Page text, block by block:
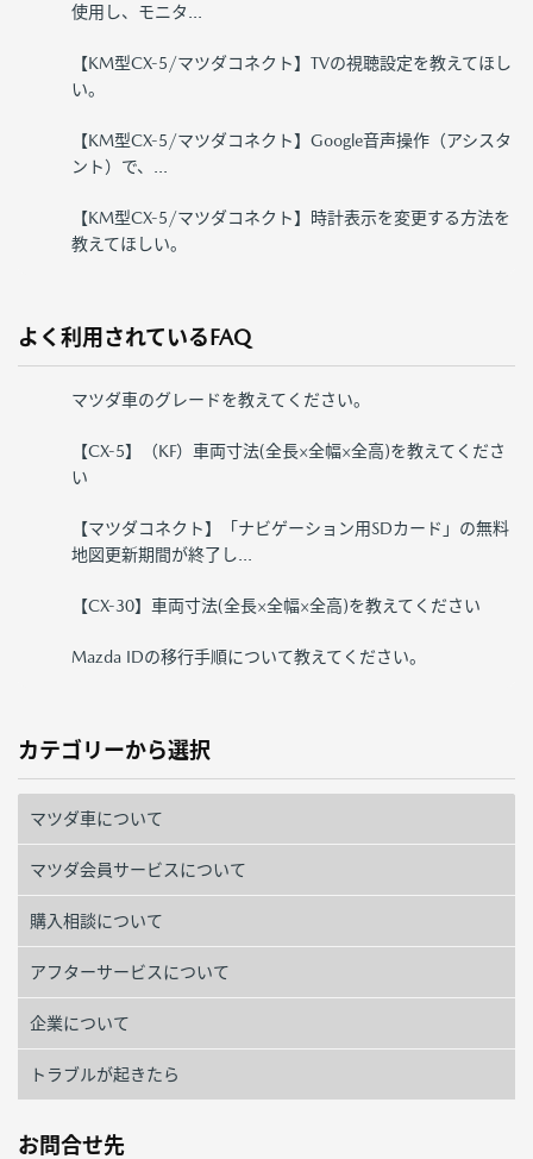
使用し、モニタ...
【KM型CX-5/マツダコネクト】TVの視聴設定を教えてほし
い。
【KM型CX-5/マツダコネクト】Google音声操作（アシスタ
ント）で、...
【KM型CX-5/マツダコネクト】時計表示を変更する方法を
教えてほしい。
よく利用されているFAQ
マツダ車のグレードを教えてください。
【CX-5】（KF）車両寸法(全長×全幅×全高)を教えてくださ
い
【マツダコネクト】「ナビゲーション用SDカード」の無料
地図更新期間が終了し...
【CX-30】車両寸法(全長×全幅×全高)を教えてください
Mazda IDの移行手順について教えてください。
カテゴリーから選択
マツダ車について
マツダ会員サービスについて
購入相談について
アフターサービスについて
企業について
トラブルが起きたら
お問合せ先